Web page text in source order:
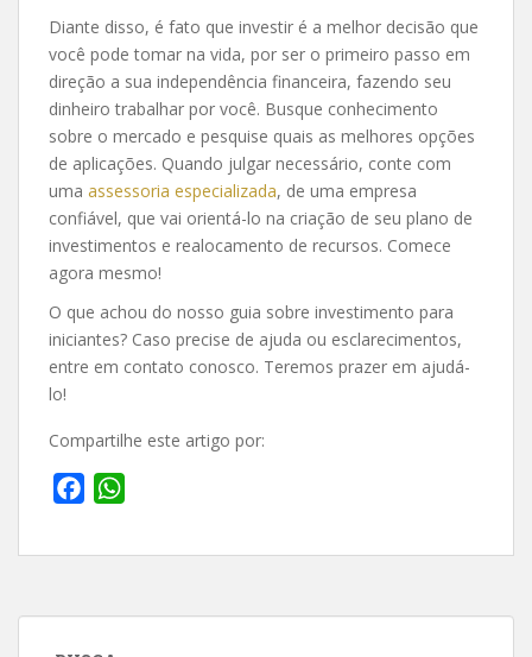
Diante disso, é fato que investir é a melhor decisão que
você pode tomar na vida, por ser o primeiro passo em
direção a sua independência financeira, fazendo seu
dinheiro trabalhar por você. Busque conhecimento
sobre o mercado e pesquise quais as melhores opções
de aplicações. Quando julgar necessário, conte com
uma assessoria especializada, de uma empresa
confiável, que vai orientá-lo na criação de seu plano de
investimentos e realocamento de recursos. Comece
agora mesmo!
O que achou do nosso guia sobre investimento para
iniciantes? Caso precise de ajuda ou esclarecimentos,
entre em contato conosco. Teremos prazer em ajudá-
lo!
Compartilhe este artigo por:
c
b
a
s